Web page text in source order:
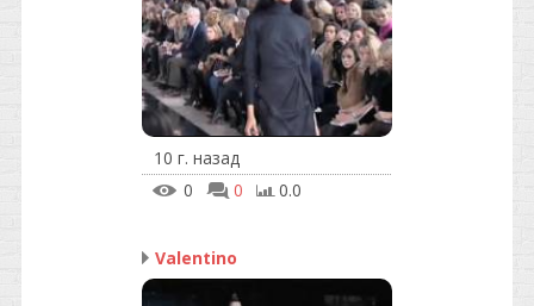
10 г. назад
0
0 0.0
Valentino